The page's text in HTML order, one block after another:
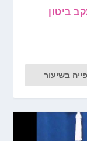
ביטון
בשיעור